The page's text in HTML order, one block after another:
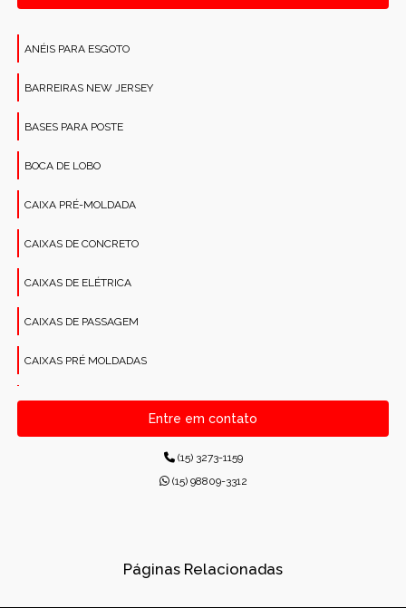
ANÉIS PARA ESGOTO
BARREIRAS NEW JERSEY
BASES PARA POSTE
BOCA DE LOBO
CAIXA PRÉ-MOLDADA
CAIXAS DE CONCRETO
CAIXAS DE ELÉTRICA
CAIXAS DE PASSAGEM
CAIXAS PRÉ MOLDADAS
CANALETAS PRÉ-MOLDADAS RETANGULARES
CONCRETO PARA CONSTRUÇÕES
CONCRETO USINADO INDUSTRIAL
Entre em contato
(15) 3273-1159
(15) 98809-3312
Páginas Relacionadas